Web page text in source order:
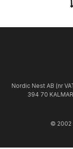
Nordic Nest AB (nr
394 70
© 2002